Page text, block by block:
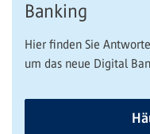
Banking
Hier finden Sie
um das neue Digital